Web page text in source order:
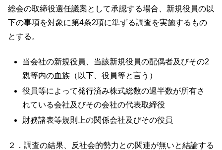
総会の取締役選任議案として承認する場合、新規役員の以
下の事項を対象に第4条2項に準ずる調査を実施するもの
とする。
当会社の新規役員、当該新規役員の配偶者及びその2
親等内の血族（以下、役員等と言う）
役員等によって発行済み株式総数の過半数が所有さ
れている会社及びその会社の代表取締役
財務諸表等規則上の関係会社及びその役員
２．調査の結果、反社会的勢力との関連が無いと結論する